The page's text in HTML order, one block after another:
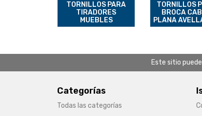
TORNILLOS PARA
TIRADORES
MUEBLES
TORNILLOS
BROCA
PLANA
Este sitio
Categorías
Todas las categorías